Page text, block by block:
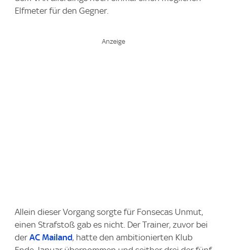
Elfmeter für den Gegner.
Allein dieser Vorgang sorgte für Fonsecas Unmut,
einen Strafstoß gab es nicht. Der Trainer, zuvor bei
der AC Mailand, hatte den ambitionierten Klub